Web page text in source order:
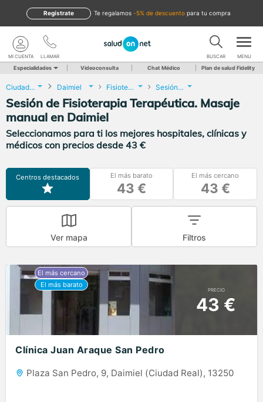
te regalamos -5% de descuento para tu compra
Regístrate
LLAMAR
MI CUENTA BUSCAR MENU
Especialidades Videoconsulta Chat Médico Plan de salud Fidelity
Ciudad Real Daimiel Fisioterapia Sesión de Fisioterapia Terapéutica. Masaje manual
Sesión de Fisioterapia Terapéutica. Masaje
manual en Daimiel
Seleccionamos para ti los mejores hospitales, clínicas y
médicos con precios desde 43 €
Centros destacados El más barato
43 €
El más cercano
43 €
Ver mapa Filtros
PRECIO
43 €
Clínica Juan Araque San Pedro
Plaza San Pedro, 9, Daimiel (Ciudad Real), 13250